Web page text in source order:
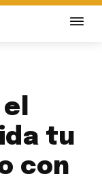
tu
con